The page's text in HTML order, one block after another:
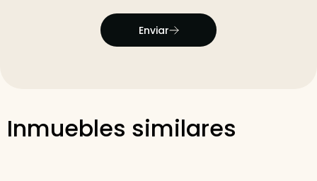
Enviar
Inmuebles similares